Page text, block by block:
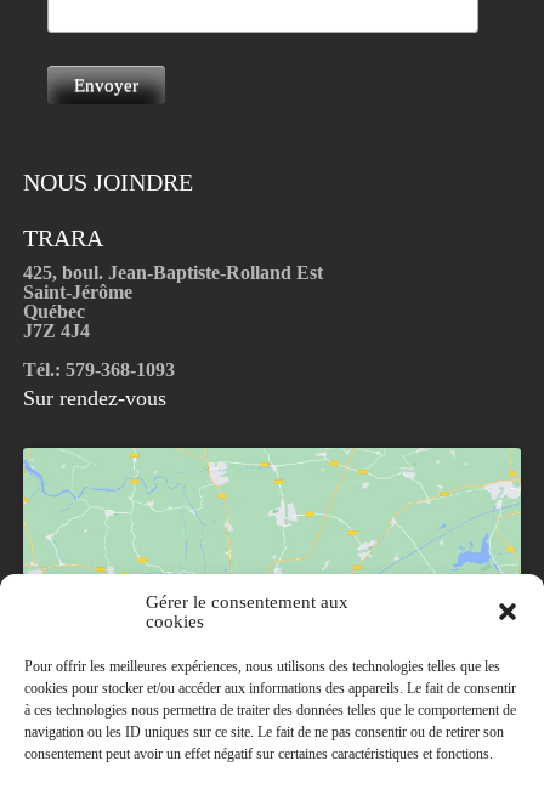
Gérer le consentement aux
cookies
Pour offrir les meilleures expériences, nous utilisons des technologies telles que les
cookies pour stocker et/ou accéder aux informations des appareils. Le fait de consentir
à ces technologies nous permettra de traiter des données telles que le comportement de
navigation ou les ID uniques sur ce site. Le fait de ne pas consentir ou de retirer son
consentement peut avoir un effet négatif sur certaines caractéristiques et fonctions.
NOUS JOINDRE
TRARA
425, boul. Jean-Baptiste-Rolland Est
Saint-Jérôme
Québec
J7Z 4J4
Tél.: 579-368-1093
Sur rendez-vous
Cliquez pour accepter les cookies marketing et